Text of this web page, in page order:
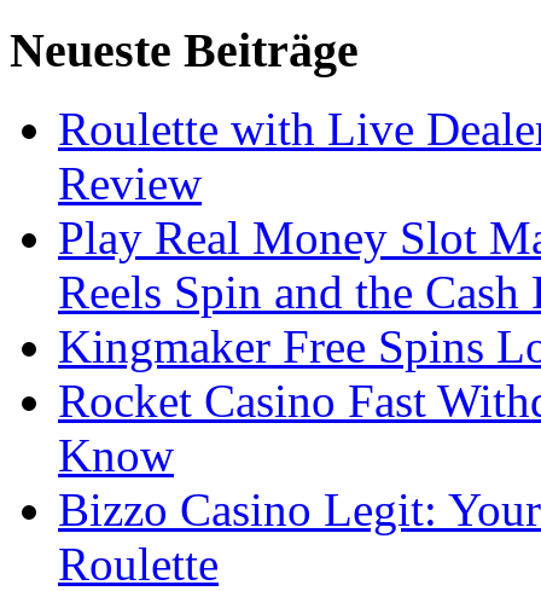
Neueste Beiträge
Roulette with Live
Review
Play Real Money Slot
Reels Spin and the Cash
Kingmaker Free Spins
Rocket Casino Fast
Know
Bizzo Casino Legit:
Roulette